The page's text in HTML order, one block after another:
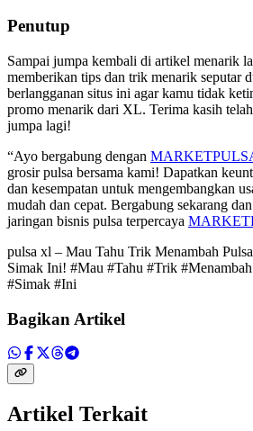
Penutup
Sampai jumpa kembali di artikel menarik
memberikan tips dan trik menarik seputar
berlangganan situs ini agar kamu tidak
promo menarik dari XL. Terima kasih
jumpa lagi!
“Ayo bergabung dengan
grosir pulsa bersama kami! Dapatkan
dan kesempatan untuk mengembangkan
mudah dan cepat. Bergabung sekarang
jaringan bisnis pulsa terpercaya
pulsa xl – Mau Tahu Trik Menambah
Simak Ini! #Mau #Tahu #Trik
#Simak #Ini
Bagikan Artikel
Artikel Terkait